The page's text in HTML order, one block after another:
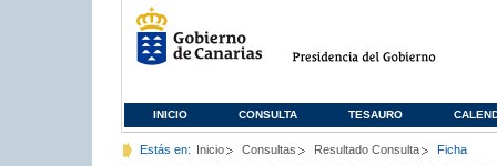
INICIO CONSULTA TESAURO
Estás en: Inicio Consultas Resultado Consulta Ficha